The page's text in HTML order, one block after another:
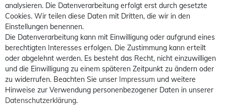
analysieren. Die Datenverarbeitung erfolgt erst durch gesetzte
Cookies. Wir teilen diese Daten mit Dritten, die wir in den
Einstellungen benennen.
Die Datenverarbeitung kann mit Einwilligung oder aufgrund eines
berechtigten Interesses erfolgen. Die Zustimmung kann erteilt
oder abgelehnt werden. Es besteht das Recht, nicht einzuwilligen
und die Einwilligung zu einem späteren Zeitpunkt zu ändern oder
zu widerrufen. Beachten Sie unser Impressum und weitere
Hinweise zur Verwendung personenbezogener Daten in unserer
Daten­schutz­erklärung.